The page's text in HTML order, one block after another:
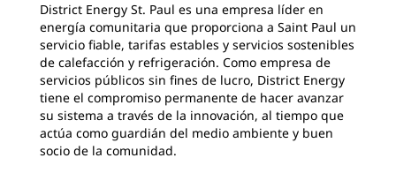
District Energy St. Paul es una empresa líder en
energía comunitaria que proporciona a Saint Paul un
servicio fiable, tarifas estables y servicios sostenibles
de calefacción y refrigeración. Como empresa de
servicios públicos sin fines de lucro, District Energy
tiene el compromiso permanente de hacer avanzar
su sistema a través de la innovación, al tiempo que
actúa como guardián del medio ambiente y buen
socio de la comunidad.